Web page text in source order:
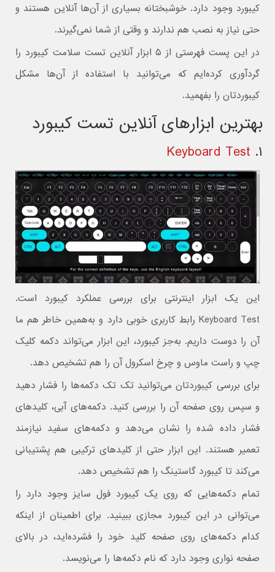
کیبورد وجود دارد. خوشبختانه بسیاری از آن‌ها آنلاین هستند و
حتی نیاز به نصب هم ندارند و وقتی از شما نمی‌گیرند.
در این پست فهرستی از ۵ ابزار آنلاین تست سلامت کیبورد را
گردآوری کرده‌ایم که می‌توانید با استفاده از آن‌ها مشکل
کیبوردتان را بفهمید.
بهترین ابزارهای آنلاین تست کیبورد
۱. Keyboard Test
این یک ابزار اینترنتی برای بررسی عملکرد کیبورد است.
Keyboard Test رابط کاربری خوبی دارد و به‌همین خاطر هم ما
آن را دوست داریم. به‌جز کیبورد، این ابزار می‌تواند دکمه کلیک
چپ و راست ماوس و چرخ اسکرول آن را هم تشخیص دهد.
برای بررسی کیبوردتان می‌توانید تک تک دکمه‌ها را فشار دهید
و سپس روی صفحه آن را بررسی کنید. دکمه‌های آبی، کلیدهای
فشار داده شده را نشان می‌دهد و دکمه‌های سفید نیازمند
تعمیر هستند. این ابزار حتی از کلیدهای ترکیبی هم پشتیبانی
می‌کند تا کیبورد گاستینگ را هم تشخیص دهد.
تمام دکمه‌هایی که روی یک کیبورد فول سایز وجود دارد را
می‌توانی در این کیبورد مجازی ببینید. برای اطمینان از اینکه
کدام دکمه‌های روی صفحه کلید خود را فشرده‌اید، در بالای
صفحه نواری وجود دارد که نام دکمه‌ها را می‌نویسد.